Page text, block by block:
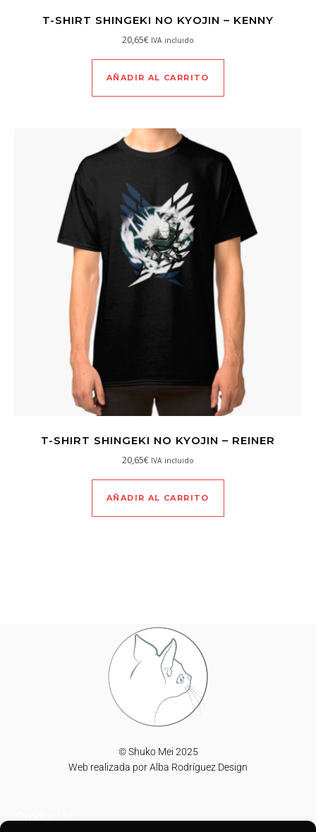
T-SHIRT SHINGEKI NO KYOJIN – KENNY
20,65€ IVA incluido
AÑADIR AL CARRITO
T-SHIRT SHINGEKI NO KYOJIN – REINER
20,65€ IVA incluido
AÑADIR AL CARRITO
© Shuko Mei 2025
Web realizada porAlba Rodríguez Design
Productos